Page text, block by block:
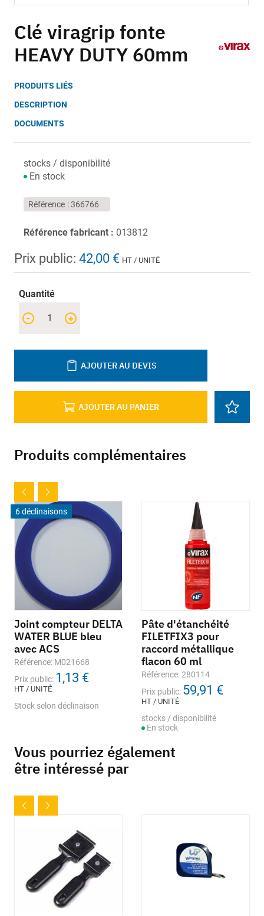
to
the
beginning
of
images
gallery
Clé viragrip fonte
HEAVY DUTY 60mm
PRODUITS LIÉS
DESCRIPTION
DOCUMENTS
stocks / disponibilité
En stock
Référence 366766
Référence fabricant : 013812
Prix public: 42,00 € HT / UNITÉ
Quantité
+
-
AJOUTER AU PANIER
AJOUTER AU DEVIS
Produits complémentaires
6 déclinaisons
Joint compteur DELTA
WATER BLUE bleu
avec ACS
Référence: M021668
Prix public: 1,13 €
HT / UNITÉ
Stock selon déclinaison
Pâte d'étanchéité
FILETFIX3 pour
raccord métallique
flacon 60 ml
Référence: 280114
Prix public: 59,91 €
HT / UNITÉ
stocks / disponibilité
En stock
Vous pourriez également
être intéressé par